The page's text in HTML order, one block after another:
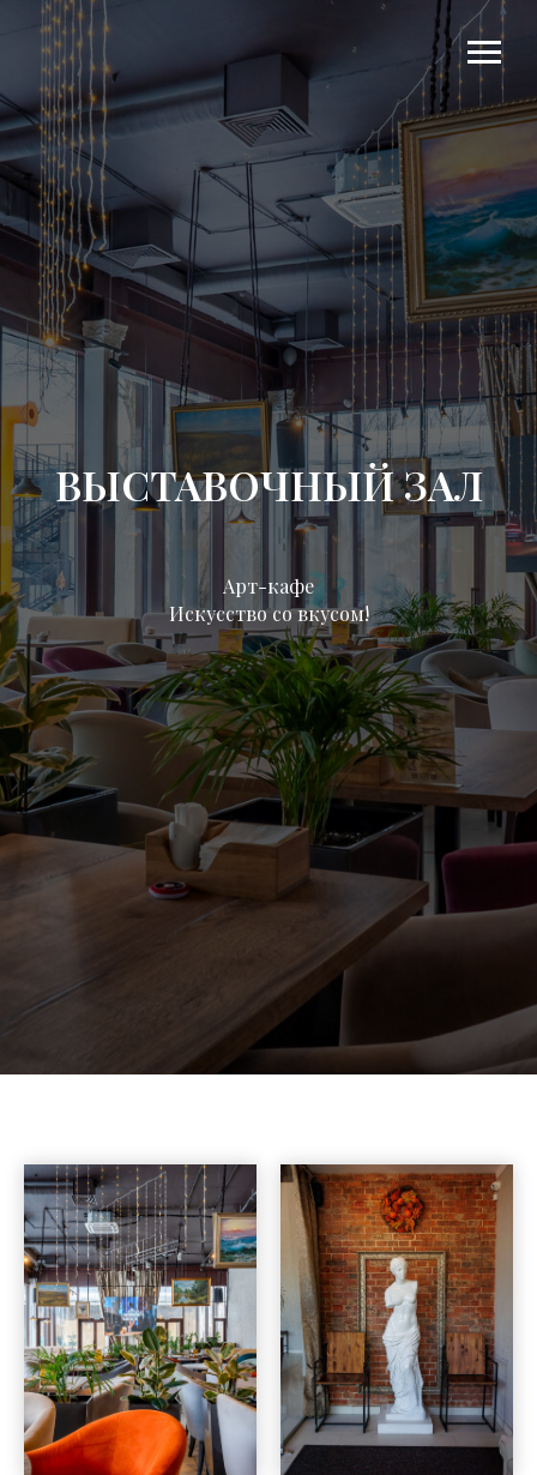
ВЫСТАВОЧНЫЙ ЗАЛ
Арт-кафе
Искусство со вкусом!